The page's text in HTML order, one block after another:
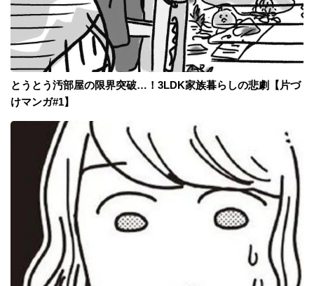
とうとう汚部屋の限界突破…！3LDK家族暮らしの悲劇【片づ
けマンガ#1】